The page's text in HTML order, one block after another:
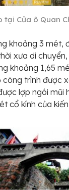
Cửa ô Quan
khoảng 3 mét,
xưa di
khoảng 1,65
công trình được
lợp ngói mũi
cổ kính của